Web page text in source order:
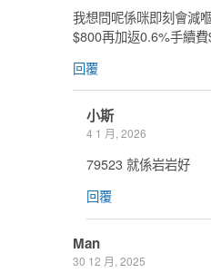
我想問呢係咪即刻會減
$800再加返0.6%手續
回覆
小斯
4 1 月, 2026
79523 就係岩岩好
回覆
Man
30 12 月, 2025